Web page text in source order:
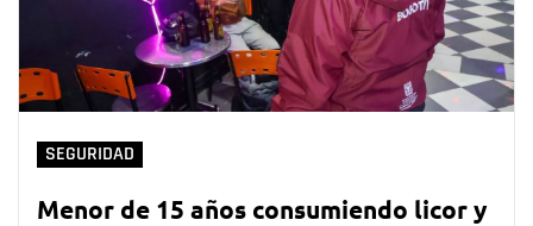
SEGURIDAD
Menor de 15 años consumiendo licor y